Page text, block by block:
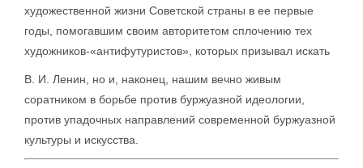
художественной жизни Советской страны в ее первые
годы, помогавшим своим авторитетом сплочению тех
художников-«антифутуристов», которых призывал искать
B. И. Ленин, но и, наконец, нашим вечно живым
соратником в борьбе против буржуазной идеологии,
против упадочных направлений современной буржуазной
культуры и искусства.